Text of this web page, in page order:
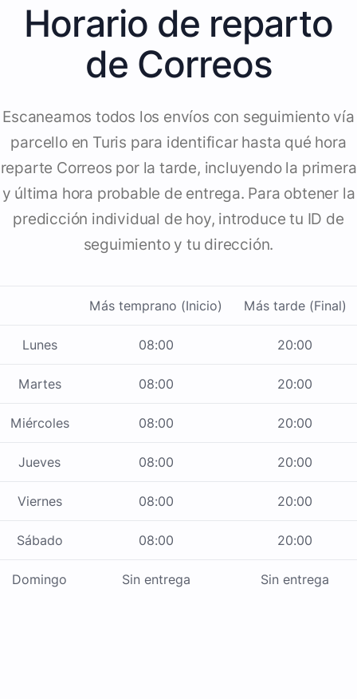
Horario de reparto
de Correos
Escaneamos todos los envíos con seguimiento vía
parcello en Turis para identificar hasta qué hora
reparte Correos por la tarde, incluyendo la primera
y última hora probable de entrega. Para obtener la
predicción individual de hoy, introduce tu ID de
seguimiento y tu dirección.
Más temprano (Inicio) Más tarde (Final)
Lunes 08:00 20:00
Martes 08:00 20:00
Miércoles 08:00 20:00
Jueves 08:00 20:00
Viernes 08:00 20:00
Sábado 08:00 20:00
Domingo Sin entrega Sin entrega